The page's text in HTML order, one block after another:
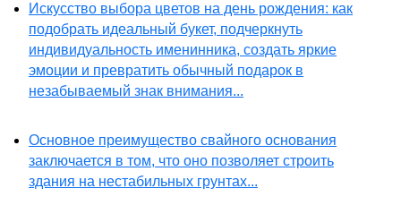
Искусство выбора цветов на день рождения: как
подобрать идеальный букет, подчеркнуть
индивидуальность именинника, создать яркие
эмоции и превратить обычный подарок в
незабываемый знак внимания...
Основное преимущество свайного основания
заключается в том, что оно позволяет строить
здания на нестабильных грунтах...